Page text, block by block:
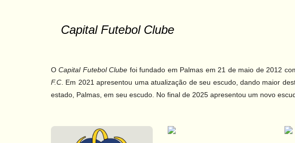
Capital Futebol Clube
OCapital Futebol Clube foi fundado em Palmas em 21 de maio de 2012
F.C . Em 2021 apresentou uma atualização de seu escudo, dando maior
estado, Palmas, em seu escudo. No final de 2025 apresentou um novo